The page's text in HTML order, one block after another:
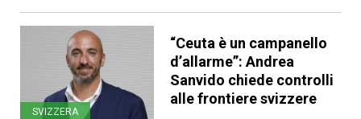
SVIZZERA
“Ceuta è un campanello
d’allarme”: Andrea
Sanvido chiede controlli
alle frontiere svizzere